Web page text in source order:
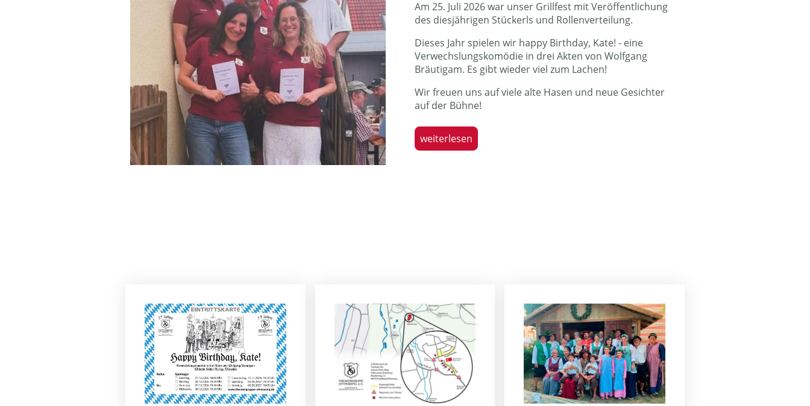
Am 25. Juli 2026 war unser Grillfest mit Veröffentlichung
des diesjährigen Stückerls und Rollenverteilung.
Dieses Jahr spielen wir happy Birthday, Kate! - eine
Verwechslungskomödie in drei Akten von Wolfgang
Bräutigam. Es gibt wieder viel zum Lachen!
Wir freuen uns auf viele alte Hasen und neue Gesichter
auf der Bühne!
weiterlesen